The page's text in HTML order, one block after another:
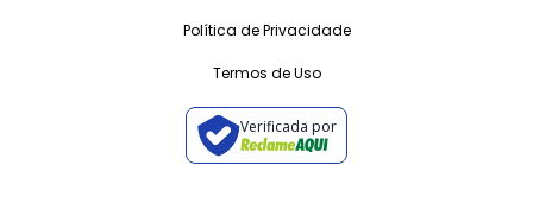
Política de Privacidade
Termos de Uso
Verificada por